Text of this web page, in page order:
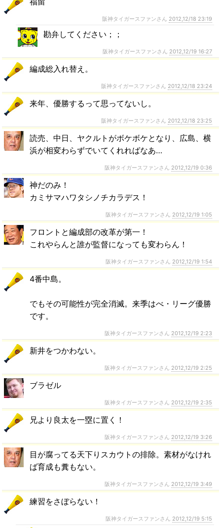
阪神タイガースファンさん 2012,12/18 23:19
勘弁してください；；
阪神タイガースファンさん 2012,12/19 16:27
編成総入れ替え。
阪神タイガースファンさん 2012,12/18 23:24
来年、優勝するって思ってないし。
阪神タイガースファンさん 2012,12/18 23:25
読売、中日、ヤクルトがボケボケとなり、広島、横
浜が相変わらずでいてくれればなあ…
阪神タイガースファンさん 2012,12/19 0:36
神だのみ！
カミサマハワタシノチカラデス！
阪神タイガースファンさん 2012,12/19 1:05
フロントと編成部の改革が第一！
これやらんと誰が監督になっても変わらん！
阪神タイガースファンさん 2012,12/19 1:54
4番中島。
でもその可能性が完全消滅。来季はべ・リーグ優勝
です。
阪神タイガースファンさん 2012,12/19 2:23
新井をつかわない。
阪神タイガースファンさん 2012,12/19 2:25
ブラゼル
阪神タイガースファンさん 2012,12/19 2:35
兄より良太を一塁に置く！
阪神タイガースファンさん 2012,12/19 3:26
目が腐ってる天下りスカウトの排除。素材がなけれ
ば育成も糞もない。
阪神タイガースファンさん 2012,12/19 3:49
練習をさぼらない！
阪神タイガースファンさん 2012,12/19 5:15